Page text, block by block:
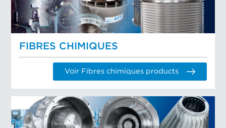
FIBRES CHIMIQUES
Voir Fibres chimiques products